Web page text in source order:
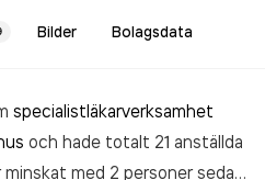
Bilder Bolagsdata
specialistläkarverksamhet
och hade totalt 21 anställda
med 2 personer sedan